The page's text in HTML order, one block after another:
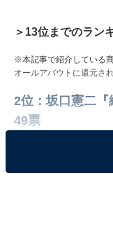
＞13位までのラン
※本記事で紹介している
オールアバウトに還元さ
2位：坂口憲二『
49票